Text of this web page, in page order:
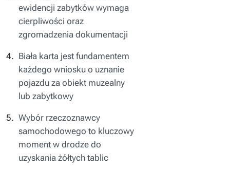
ewidencji zabytków wymaga
cierpliwości oraz
zgromadzenia dokumentacji
Biała karta jest fundamentem
każdego wniosku o uznanie
pojazdu za obiekt muzealny
lub zabytkowy
Wybór rzeczoznawcy
samochodowego to kluczowy
moment w drodze do
uzyskania żółtych tablic